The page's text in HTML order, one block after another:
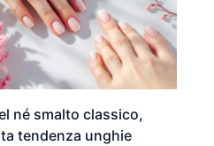
né smalto classico,
tendenza unghie